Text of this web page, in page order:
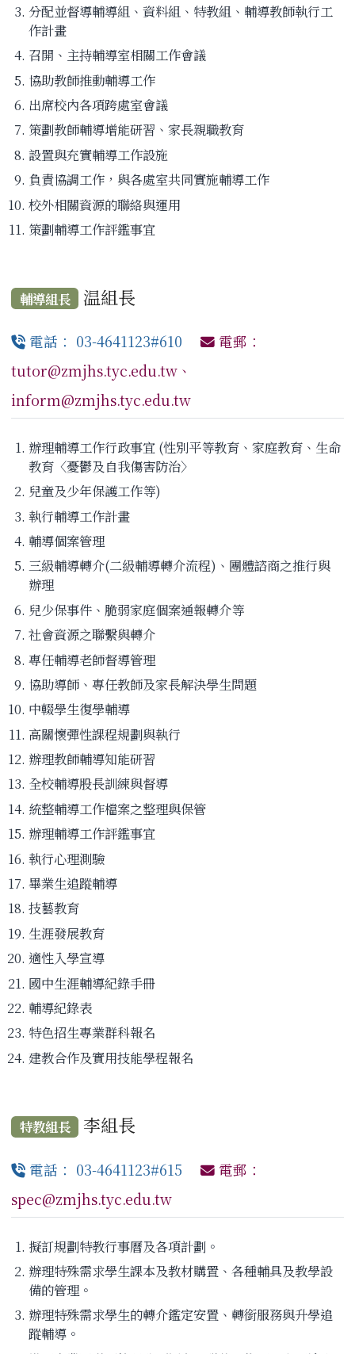
分配並督導輔導組、資料組、特教組、輔導教師執行工
作計畫
召開、主持輔導室相關工作會議
協助教師推動輔導工作
出席校內各項跨處室會議
策劃教師輔導增能研習、家長親職教育
設置與充實輔導工作設施
負責協調工作，與各處室共同實施輔導工作
校外相關資源的聯絡與運用
策劃輔導工作評鑑事宜
輔導組長 温組長
電話： 03-4641123#610
電郵：
tutor@zmjhs.tyc.edu.tw、
inform@zmjhs.tyc.edu.tw
辦理輔導工作行政事宜 (性別平等教育、家庭教育、生命
教育〈憂鬱及自我傷害防治〉
兒童及少年保護工作等)
執行輔導工作計畫
輔導個案管理
三級輔導轉介(二級輔導轉介流程)、團體諮商之推行與
辦理
兒少保事件、脆弱家庭個案通報轉介等
社會資源之聯繫與轉介
專任輔導老師督導管理
協助導師、專任教師及家長解決學生問題
中輟學生復學輔導
高關懷彈性課程規劃與執行
辦理教師輔導知能研習
全校輔導股長訓練與督導
統整輔導工作檔案之整理與保管
辦理輔導工作評鑑事宜
執行心理測驗
畢業生追蹤輔導
技藝教育
生涯發展教育
適性入學宣導
國中生涯輔導紀錄手冊
輔導紀錄表
特色招生專業群科報名
建教合作及實用技能學程報名
特教組長 李組長
電話： 03-4641123#615
電郵：
spec@zmjhs.tyc.edu.tw
擬訂規劃特教行事曆及各項計劃。
辦理特殊需求學生課本及教材購置、各種輔具及教學設
備的管理。
辦理特殊需求學生的轉介鑑定安置、轉銜服務與升學追
蹤輔導。